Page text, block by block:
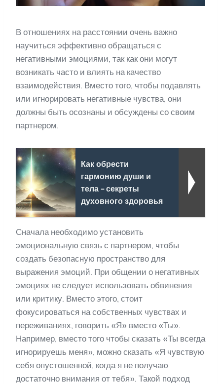
В отношениях на расстоянии очень важно
научиться эффективно обращаться с
негативными эмоциями, так как они могут
возникать часто и влиять на качество
взаимодействия. Вместо того, чтобы подавлять
или игнорировать негативные чувства, они
должны быть осознаны и обсуждены со своим
партнером.
Как обрести
гармонию души и
тела - секреты
духовного здоровья
Сначала необходимо установить
эмоциональную связь с партнером, чтобы
создать безопасную пространство для
выражения эмоций. При общении о негативных
эмоциях не следует использовать обвинения
или критику. Вместо этого, стоит
фокусироваться на собственных чувствах и
переживаниях, говорить «Я» вместо «Ты».
Например, вместо того чтобы сказать «Ты всегда
игнорируешь меня», можно сказать «Я чувствую
себя опустошенной, когда я не получаю
достаточно внимания от тебя». Такой подход